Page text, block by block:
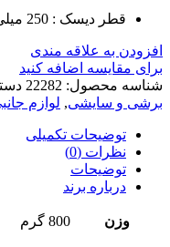
قطر دیسک : 250 میلی متر
افزودن به علاقه مندی
برای مقایسه اضافه کنید
شناسه محصول: 22282
برشی و سایشی, لوازم
توضیحات تکمیلی
نظرات (0)
توضیحات
درباره برند
وزن 800 گرم